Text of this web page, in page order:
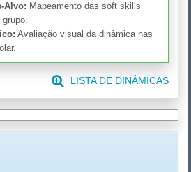
Alvo: Mapeamento das soft skills
Avaliação visual da dinâmica nas
LISTA DE DINÂMICAS